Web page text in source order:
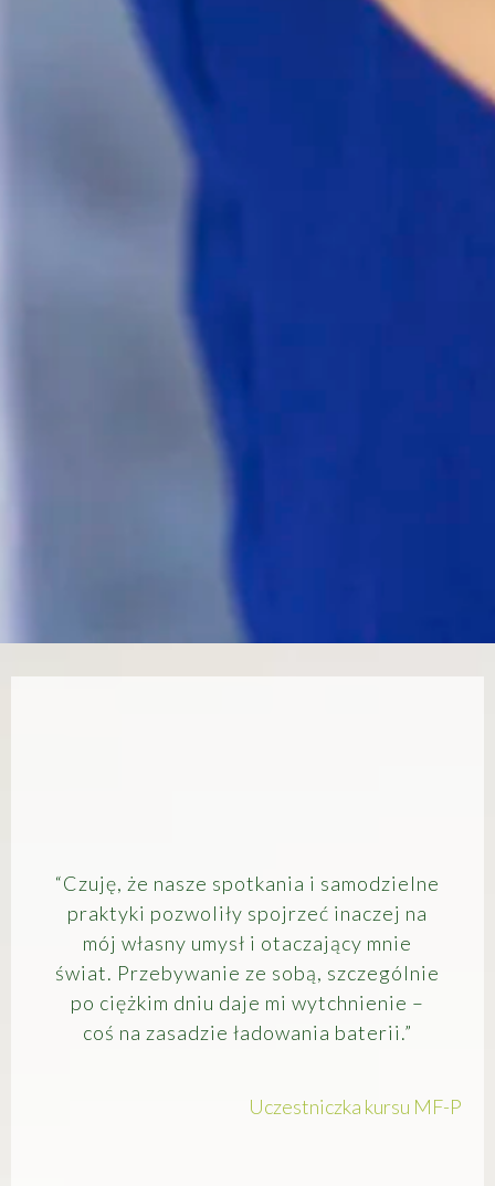
“Czuję, że nasze spotkania i samodzielne
praktyki pozwoliły spojrzeć inaczej na
mój własny umysł i otaczający mnie
świat. Przebywanie ze sobą, szczególnie
po ciężkim dniu daje mi wytchnienie –
coś na zasadzie ładowania baterii.”
Uczestniczka kursu MF-P